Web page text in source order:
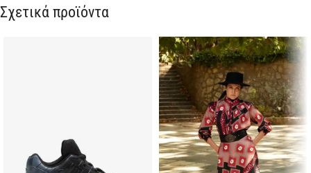
Σχετικά προϊόντα